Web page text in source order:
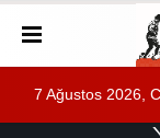
7 Ağustos 2026,